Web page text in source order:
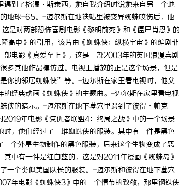
到了格温·斯泰西，她自我介绍时说她来自另一个地
地球-65。-迈尔斯在地铁站里被变异蜘蛛咬伤后，他
对两部恐怖喜剧电影《黎明前死》和《僵尸肖恩》的
中》的引用，该片由《蜘蛛侠：纵横宇宙》的编剧菲
电影《真爱至上》，这是一部2003年的英国浪漫喜剧
多其他作品模仿过。电视上播放的正是这个场景，但是
你的邻居蜘蛛侠”等。-迈尔斯在家里看电视时，他父
经典动画《蜘蛛侠》的主题曲。-迈尔斯在家里看电视
侠的暗示。-迈尔斯在地下墓穴里遇到了彼得·帕克
年电影《复仇者联盟4：终局之战》中的一个场景
，他们经过了一堆蜘蛛侠的服装。其中有一件是黑色
个外星生物制作的黑色服装，后来这个生物变成了恶
中有一件是红白蓝的，这是对2011年漫画《蜘蛛岛》
一个类似美国队长的服装。-迈尔斯和彼得在地下墓穴
年电影《蜘蛛侠3》中的一个情节的致敬，那里钢铁侠